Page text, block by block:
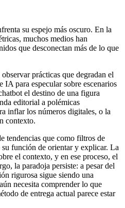
su espejo más oscuro. En la
muchos medios han
que desconectan más de lo que
prácticas que degradan el
IA para especular sobre escenarios
el destino de una figura
editorial a polémicas
inflar los números digitales, o la
contexto.
tendencias que como filtros de
función de orientar y explicar. La
el contexto, y en ese proceso, el
la paradoja persiste: a pesar del
rigurosa sigue siendo una
necesita comprender lo que
de entrega actual parece estar